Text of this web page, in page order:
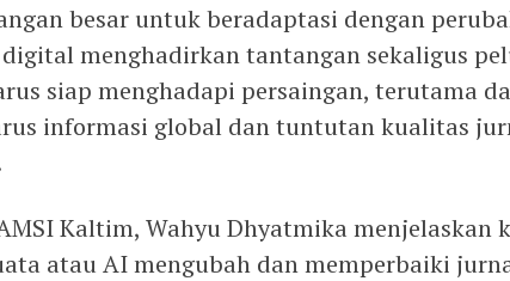
besar untuk beradaptasi dengan
menghadirkan tantangan sekaligus
siap menghadapi persaingan, terutama
informasi global dan tuntutan kualitas
Kaltim, Wahyu Dhyatmika menjelaskan
atau AI mengubah dan memperbaiki